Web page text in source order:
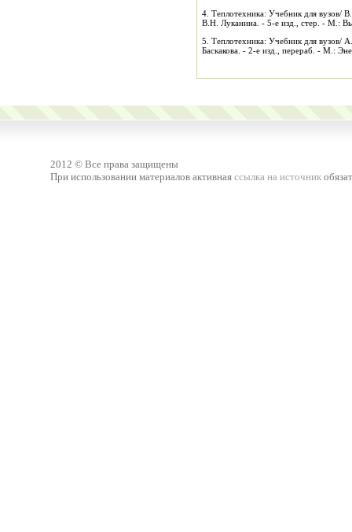
4. Теплотехника: Учебник для
В.Н. Луканина. - 5-е изд., стер. - М.:
5. Теплотехника: Учебник для
Баскакова. - 2-е изд., перераб. - М.:
2012 © Все права защищены
При использовании материалов активная ссылка на источник